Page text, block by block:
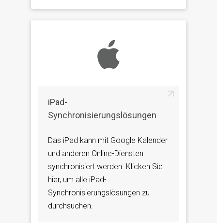
iPad-
Synchronisierungslösungen
Das iPad kann mit Google Kalender
und anderen Online-Diensten
synchronisiert werden. Klicken Sie
hier, um alle iPad-
Synchronisierungslösungen zu
durchsuchen.